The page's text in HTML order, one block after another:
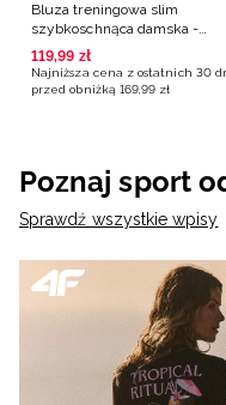
Bluza treningowa slim
szybkoschnąca damska -
czarna
119,99 zł
Najniższa cena z ostatnich 30
przed obniżką 169,99 zł
Poznaj sport
Sprawdź wszystkie wpisy